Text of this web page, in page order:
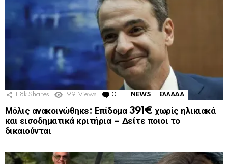
1.8k Shares 199 Views 0 Comments
NEWS ΕΛΛΑΔΑ
Μόλις ανακοινώθηκε: Επίδομα 391€ χωρίς ηλικιακά
και εισοδηματικά κριτήρια – Δείτε ποιοι το
δικαιούνται